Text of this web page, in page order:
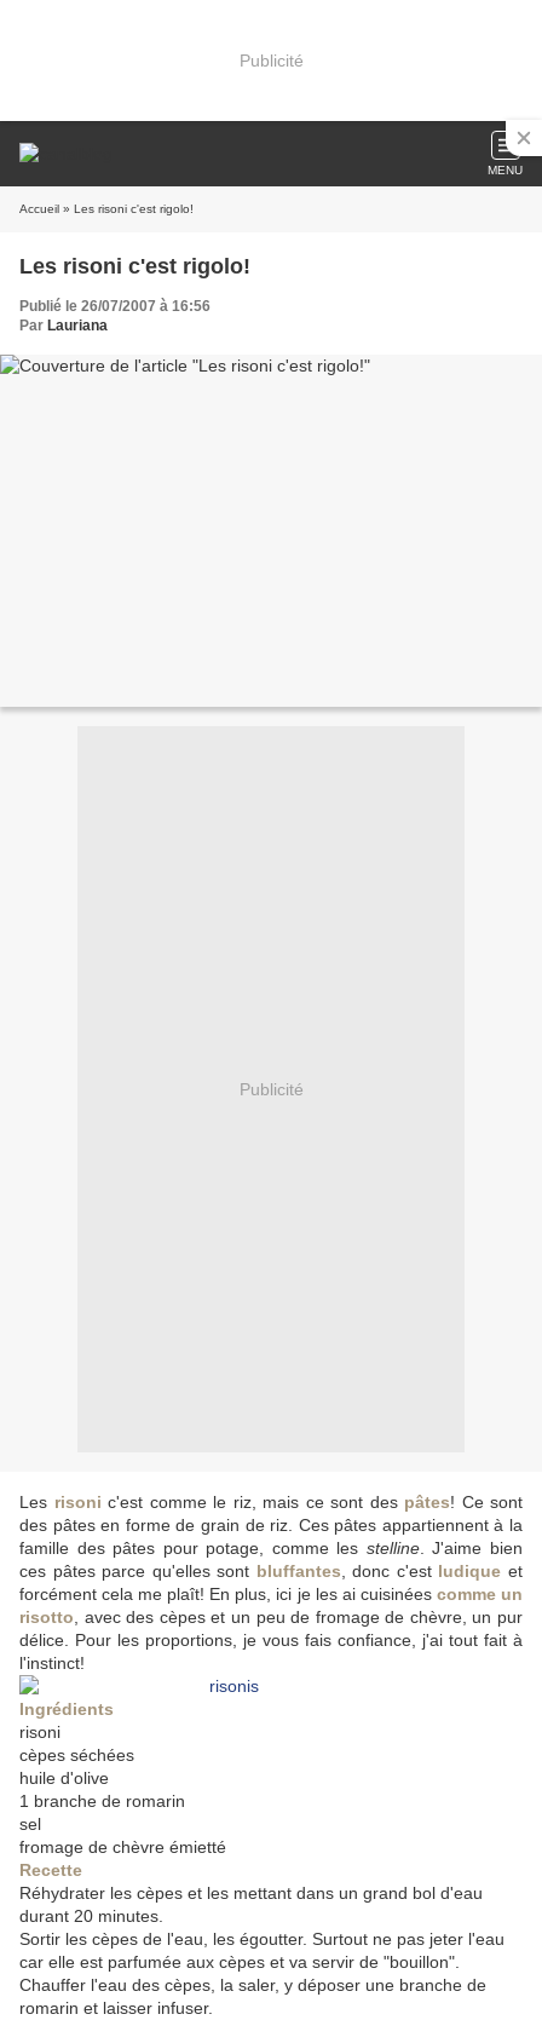
Publicité
MENU
Accueil » Les risoni c'est rigolo!
Les risoni c'est rigolo!
Publié le 26/07/2007 à 16:56
Par Lauriana
Publicité
Les risoni c'est comme le riz, mais ce sont des pâtes! Ce sont
des pâtes en forme de grain de riz. Ces pâtes appartiennent à la
famille des pâtes pour potage, comme les stelline. J'aime bien
ces pâtes parce qu'elles sont bluffantes , donc c'est ludique et
forcément cela me plaît! En plus, ici je les ai cuisinées comme un
risotto , avec des cèpes et un peu de fromage de chèvre, un pur
délice. Pour les proportions, je vous fais confiance, j'ai tout fait à
l'instinct!
Ingrédients
risoni
cèpes séchées
huile d'olive
1 branche de romarin
sel
fromage de chèvre émietté
Recette
Réhydrater les cèpes et les mettant dans un grand bol d'eau
durant 20 minutes.
Sortir les cèpes de l'eau, les égoutter. Surtout ne pas jeter l'eau
car elle est parfumée aux cèpes et va servir de "bouillon".
Chauffer l'eau des cèpes, la saler, y déposer une branche de
romarin et laisser infuser.